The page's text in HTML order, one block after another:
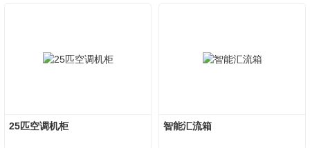
25匹空调机柜 智能汇流箱